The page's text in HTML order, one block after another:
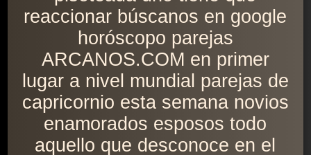
reaccionar búscanos en google
horóscopo parejas
ARCANOS.COM en primer
lugar a nivel mundial parejas de
capricornio esta semana novios
enamorados esposos todo
aquello que desconoce en el